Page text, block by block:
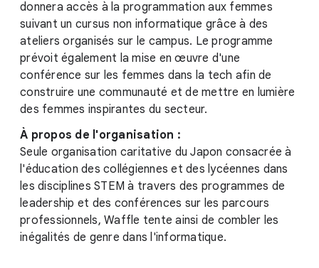
donnera accès à la programmation aux femmes
suivant un cursus non informatique grâce à des
ateliers organisés sur le campus. Le programme
prévoit également la mise en œuvre d'une
conférence sur les femmes dans la tech afin de
construire une communauté et de mettre en lumière
des femmes inspirantes du secteur.
À propos de l'organisation :
Seule organisation caritative du Japon consacrée à
l'éducation des collégiennes et des lycéennes dans
les disciplines STEM à travers des programmes de
leadership et des conférences sur les parcours
professionnels, Waffle tente ainsi de combler les
inégalités de genre dans l'informatique.